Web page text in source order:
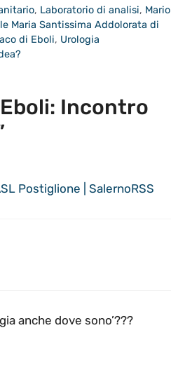
, Laboratorio di analisi, Mario
Maria Santissima Addolorata di
di Eboli, Urologia
Incontro
Postiglione | SalernoRSS
anche dove sono’???